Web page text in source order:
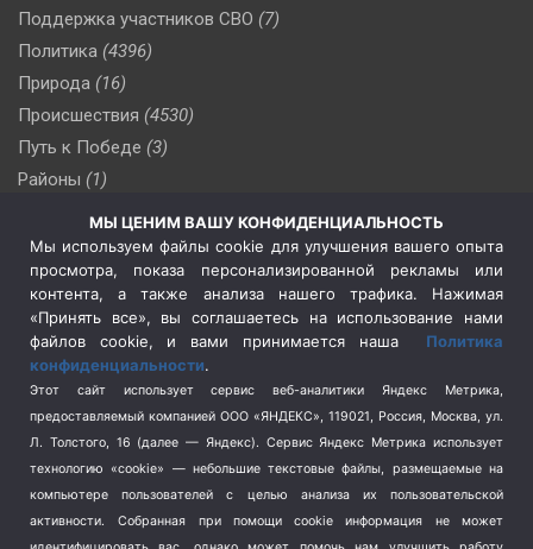
Поддержка участников СВО (7)
Политика (4396)
Природа (16)
Происшествия (4530)
Путь к Победе (3)
Районы (1)
Сельское хозяйство (3)
Социальная политика
(3)
Спецоперация в Украине
Спецоперация на Украине
(404)
Спорт (740)
Терроризм (1)
Транспорт (262)
Туризм (178)
Флот (76)
МЫ ЦЕНИМ ВАШУ КОНФИДЕНЦИАЛЬНОСТЬ
Мы используем файлы cookie для улучшения вашего опыта
просмотра, показа персонализированной рекламы или
контента, а также анализа нашего трафика. Нажимая
«Принять все», вы соглашаетесь на использование нами
файлов cookie, и вами принимается наша Политика
конфиденциальности.
Этот сайт использует сервис веб-аналитики Яндекс Метрика,
предоставляемый компанией ООО «ЯНДЕКС», 119021, Россия, Москва, ул.
Л. Толстого, 16 (далее — Яндекс). Сервис Яндекс Метрика использует
технологию «cookie» — небольшие текстовые файлы, размещаемые на
компьютере пользователей с целью анализа их пользовательской
активности.
Собранная при помощи cookie информация не может